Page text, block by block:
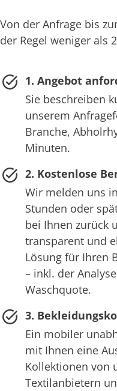
Von der Anfrage bis
der Regel weniger als
1. Angebot
Sie beschreiben
unserem
Branche,
Minuten.
2. Kostenlose
Wir melden uns
Stunden oder
bei Ihnen zurück
transparent und
Lösung für Ihren
– inkl. der
Waschquote.
3.
Ein mobiler
mit Ihnen eine
Kollektionen von
Textilanbietern